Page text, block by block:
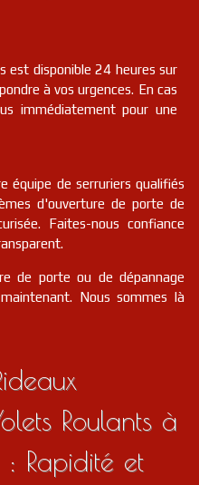
est disponible 24 heures sur
à vos urgences. En cas
immédiatement pour une
équipe de serruriers qualifiés
d'ouverture de porte de
Faites-nous confiance
de porte ou de dépannage
Nous sommes là
Roulants à
Rapidité et